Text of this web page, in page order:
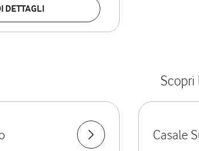
DETTAGLI
Casale